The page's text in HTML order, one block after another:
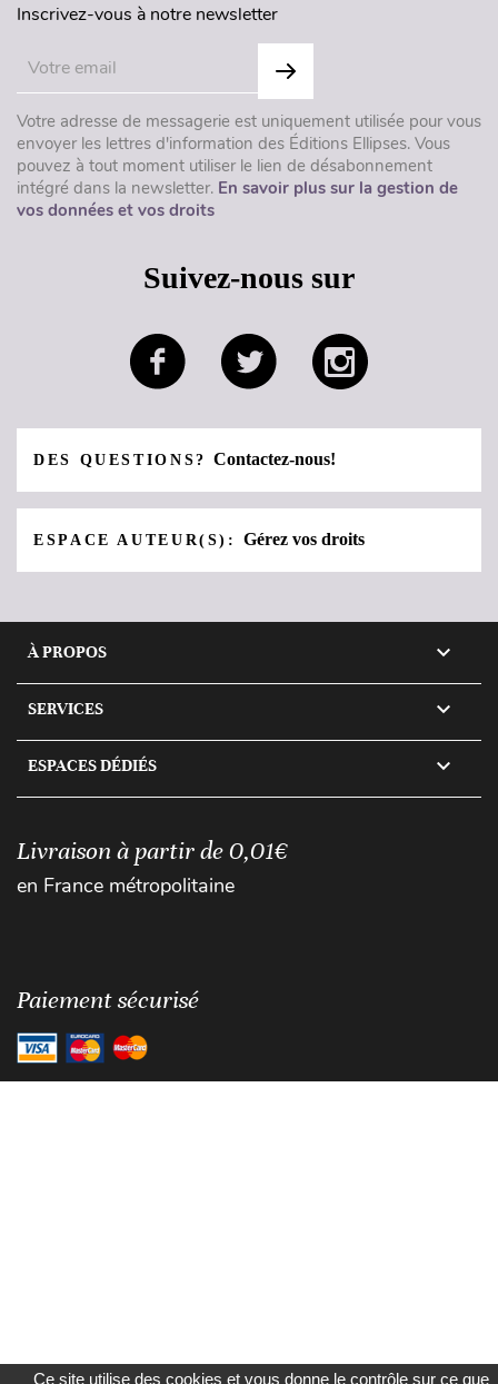
Inscrivez-vous à notre newsletter
Votre adresse de messagerie est uniquement utilisée pour vous
envoyer les lettres d'information des Éditions Ellipses. Vous
pouvez à tout moment utiliser le lien de désabonnement
intégré dans la newsletter. En savoir plus sur la gestion de
vos données et vos droits
Suivez-nous sur
DES QUESTIONS?Contactez-nous!
ESPACE AUTEUR(S):Gérez vos droits
À PROPOS 
SERVICES 
ESPACES DÉDIÉS 
Livraison à partir de 0,01€
en France métropolitaine
Paiement sécurisé
Ce site utilise des cookies et vous donne le contrôle sur ce que